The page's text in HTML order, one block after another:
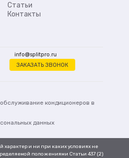
Статьи
Контакты
info@splitpro.ru
ЗАКАЗАТЬ ЗВОНОК
кондиционеров в
данных
и ни при каких условиях не
положениями Статьи 437 (2)